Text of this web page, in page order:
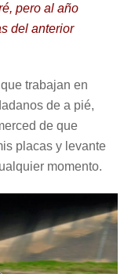
pero al año
del anterior
trabajan en
de a pié,
de que
placas y levante
momento.